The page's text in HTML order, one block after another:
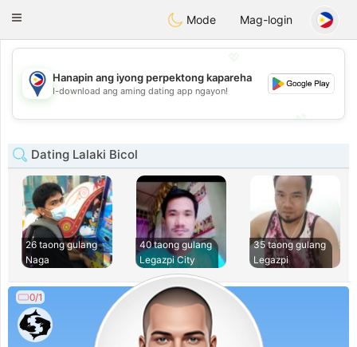
PhilippinesChat
Toggle
Mode Mag-login
💖
💕
Hanapin ang iyong perpektong kapareha
I-download ang aming dating app ngayon!
Dating Lalaki Bicol
26 taong gulang
Naga
40 taong gulang
Legazpi City
35 taong gulang
Legazpi
0/1